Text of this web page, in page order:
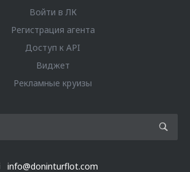
Войти в ЛК
Регистрация агента
Доступ к API
Виджет
Рекламные круизы
info@doninturflot.com